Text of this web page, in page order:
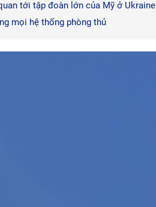
tới tập đoàn lớn của Mỹ ở Ukraine
mọi hệ thống phòng thủ